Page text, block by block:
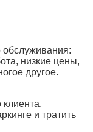
обслуживания:
низкие цены,
другое.
и тратить